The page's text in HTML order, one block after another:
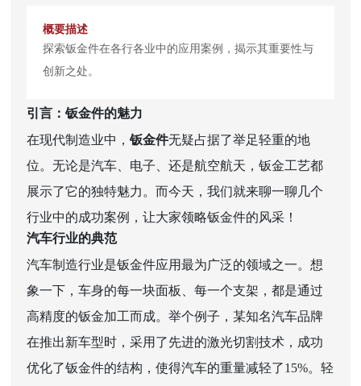
探索钣金件在各行各业中的应用案例，揭示其重要性与
创新之处。
引言：钣金件的魅力
在现代制造业中，钣金件无疑占据了举足轻重的地
位。无论是汽车、电子、还是航空航天，钣金工艺都
展示了它的独特魅力。而今天，我们就来聊一聊几个
行业中的成功案例，让大家领略钣金件的风采！
汽车行业的典范
汽车制造行业是钣金件应用最为广泛的领域之一。想
象一下，车身的每一块面板、每一个支架，都是通过
高精度的钣金加工而成。举个例子，某知名汽车品牌
在推出新车型时，采用了先进的激光切割技术，成功
优化了钣金件的结构，使得汽车的重量减轻了15%。轻